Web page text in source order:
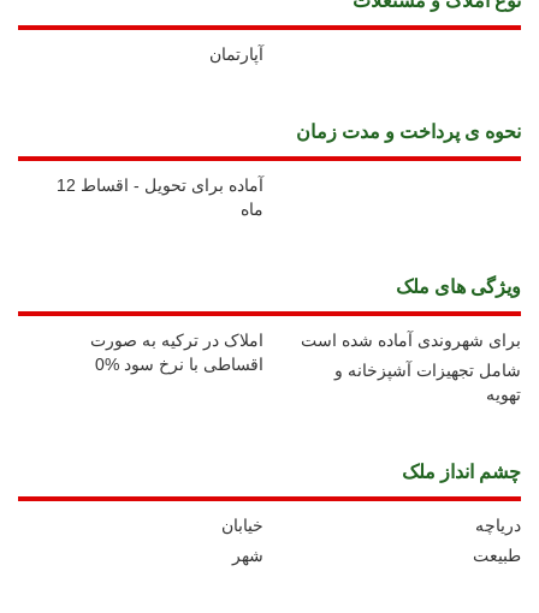
آپارتمان
نحوه ی پرداخت و مدت زمان
آماده برای تحویل - اقساط 12
ماه
ويژگی های ملک
املاک در ترکیه به صورت
اقساطی با نرخ سود %0
برای شهروندی آماده شده است
شامل تجهیزات آشپزخانه و
تهویه
چشم انداز ملک
خیابان
دریاچه
شهر
طبیعت